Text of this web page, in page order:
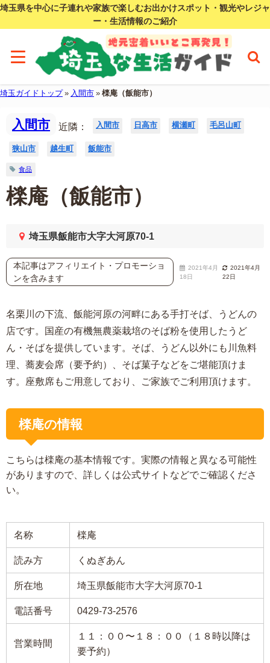
埼玉県を中心に子連れや家族で楽しむお出かけスポット・観光やレジャ
ー・生活情報のご紹介
埼玉ガイドトップ» 入間市 » 檪庵（飯能市）
入間市 近隣： 入間市 日高市 横瀬町 毛呂山町
狭山市 越生町 飯能市
食品
檪庵（飯能市）
埼玉県飯能市大字大河原70-1
本記事はアフィリエイト・プロモーショ
ンを含みます
2021年4月
18日
2021年4月
22日
名栗川の下流、飯能河原の河畔にある手打そば、うどんの
店です。国産の有機無農薬栽培のそば粉を使用したうど
ん・そばを提供しています。そば、うどん以外にも川魚料
理、蕎麦会席（要予約）、そば菓子などをご堪能頂けま
す。座敷席もご用意しており、ご家族でご利用頂けます。
檪庵の情報
こちらは檪庵の基本情報です。実際の情報と異なる可能性
がありますので、詳しくは公式サイトなどでご確認くださ
い。
名称 檪庵
読み方 くぬぎあん
所在地 埼玉県飯能市大字大河原70-1
電話番号 0429-73-2576
営業時間
１１：００〜１８：００（１８時以降は
要予約）